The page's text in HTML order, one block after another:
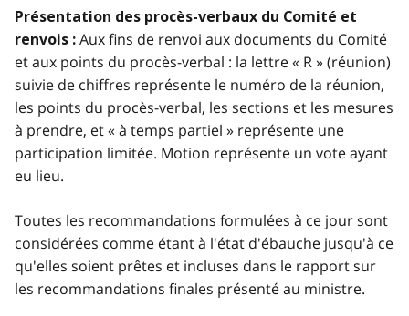
Présentation des procès-verbaux du Comité et
renvois : Aux fins de renvoi aux documents du Comité
et aux points du procès-verbal : la lettre « R » (réunion)
suivie de chiffres représente le numéro de la réunion,
les points du procès-verbal, les sections et les mesures
à prendre, et « à temps partiel » représente une
participation limitée. Motion représente un vote ayant
eu lieu.
Toutes les recommandations formulées à ce jour sont
considérées comme étant à l'état d'ébauche jusqu'à ce
qu'elles soient prêtes et incluses dans le rapport sur
les recommandations finales présenté au ministre.